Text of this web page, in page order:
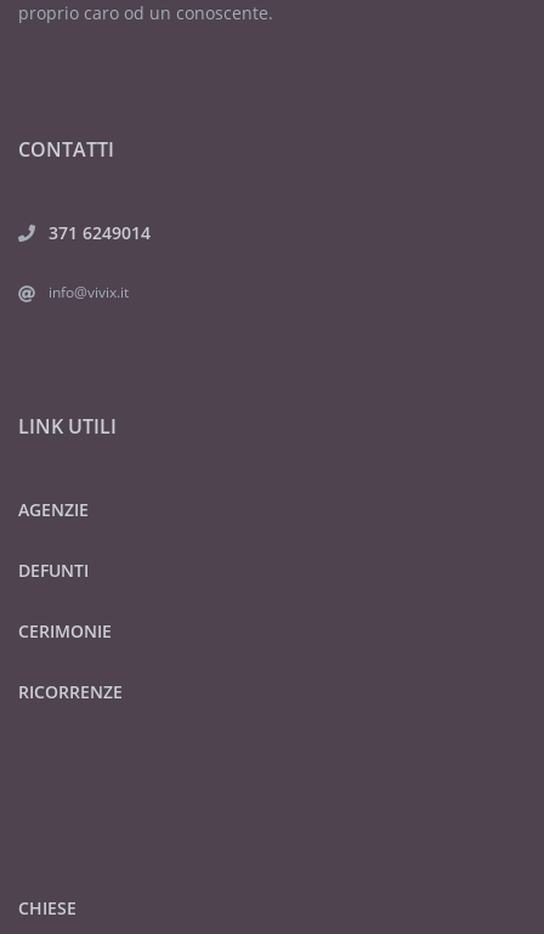
proprio caro od un conoscente.
CONTATTI
371 6249014
info@vivix.it
LINK UTILI
AGENZIE
DEFUNTI
CERIMONIE
RICORRENZE
CHIESE